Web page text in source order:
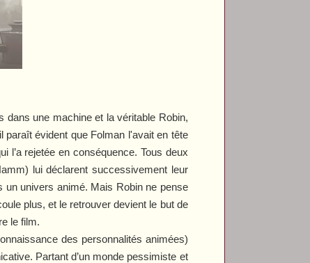
dans une machine et la véritable Robin,
paraît évident que Folman l'avait en tête
l’a rejetée en conséquence. Tous deux
lui déclarent successivement leur
un univers animé. Mais Robin ne pense
plus, et le retrouver devient le but de
le film.
des personnalités animées)
Partant d’un monde pessimiste et